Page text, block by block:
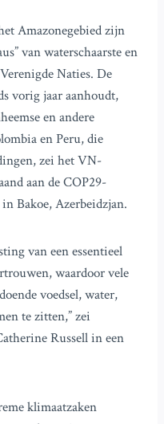
Amazonegebied zijn
van waterschaarste en
Naties. De
vorig jaar aanhoudt,
en andere
en Peru, die
zei het VN-
aan de COP29-
Bakoe, Azerbeidzjan.
van een essentieel
waardoor vele
voedsel, water,
te zitten,” zei
Russell in een
klimaatzaken